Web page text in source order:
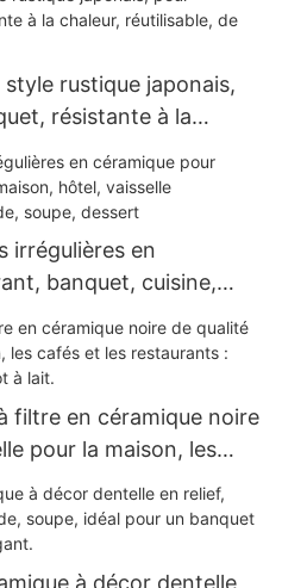
rustique japonais,
résistante à la
professionnelle.
irrégulières en
banquet, cuisine,
pour steak,
filtre en céramique noire
pour la maison, les
théière, tasse,
à décor dentelle